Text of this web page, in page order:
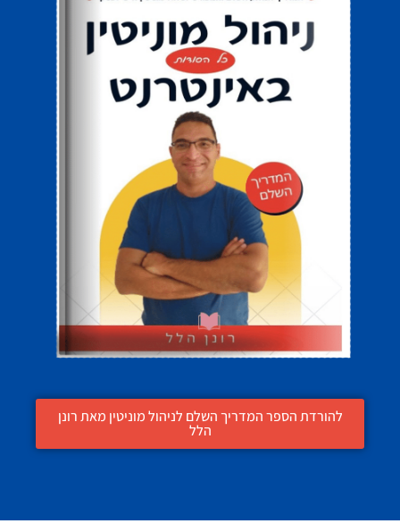
להורדת הספר המדריך השלם לניהול מוניטין מאת רונן
הלל